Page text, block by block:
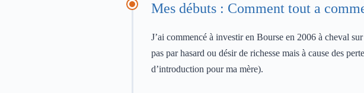
Mes débuts : Comment tout a
J’ai commencé à investir en Bourse en 2006 à cheval
pas par hasard ou désir de richesse mais à cause des
d’introduction pour ma mère).